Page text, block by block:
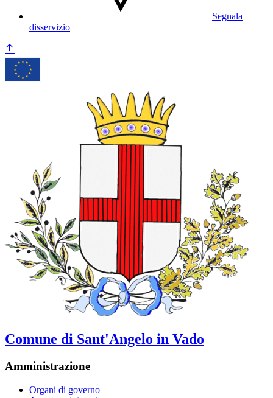
Segnala
disservizio
Comune di Sant'Angelo in Vado
Amministrazione
Organi di governo